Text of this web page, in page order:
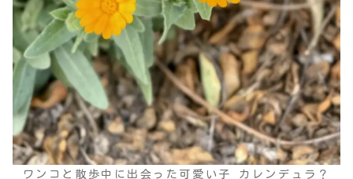
ワンコと散歩中に出会った可愛い子 カレンデュラ？